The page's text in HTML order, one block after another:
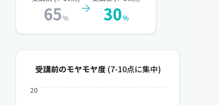
65% 30%
受講前のモヤモヤ度 (7-10点に集中)
20